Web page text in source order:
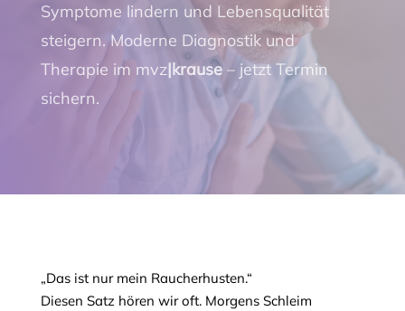
Symptome lindern und Lebensqualität
steigern. Moderne Diagnostik und
Therapie im mvz|krause– jetzt Termin
sichern.
„Das ist nur mein Raucherhusten.“
Diesen Satz hören wir oft. Morgens Schleim